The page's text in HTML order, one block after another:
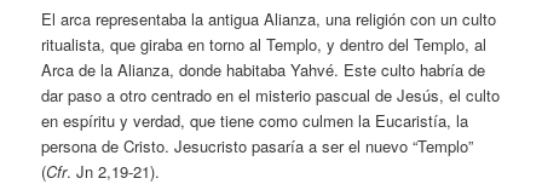
El arca representaba la antigua Alianza, una religión con un culto
ritualista, que giraba en torno al Templo, y dentro del Templo, al
Arca de la Alianza, donde habitaba Yahvé. Este culto habría de
dar paso a otro centrado en el misterio pascual de Jesús, el culto
en espíritu y verdad, que tiene como culmen la Eucaristía, la
persona de Cristo. Jesucristo pasaría a ser el nuevo “Templo”
(Cfr. Jn 2,19-21).